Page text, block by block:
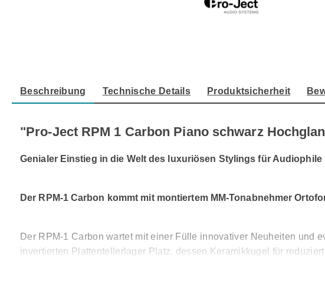
Beschreibung Technische Details Produktsicherheit
"Pro-Ject RPM 1 Carbon Piano schwarz
Genialer Einstieg in die Welt des luxuriösen Stylings für Audiophile
Der RPM-1 Carbon kommt mit montiertem MM-Tonabnehmer
Der RPM-1 Carbon wartet mit einer Fülle innovativer Neuheiten und
invertierten Plattentellerlager Platz, dessen Keramikkugel für
Durch einen sehr aufwändigen 3-stufigen Prozess, wird mittels